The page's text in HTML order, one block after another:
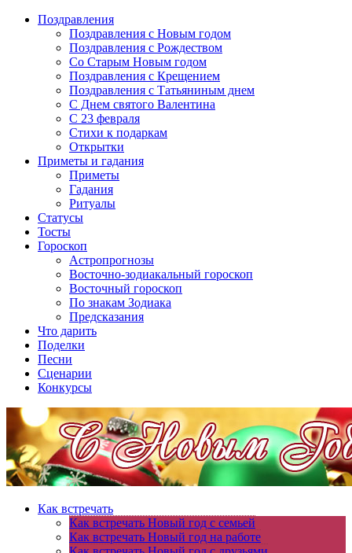
Поздравления
Поздравления с Новым годом
Поздравления с Рождеством
Со Старым Новым годом
Поздравления с Крещением
Поздравления с Татьяниным днем
С Днем святого Валентина
C 23 февраля
Стихи к подаркам
Открытки
Приметы и гадания
Приметы
Гадания
Ритуалы
Статусы
Тосты
Гороскоп
Астропрогнозы
Восточно-зодиакальный гороскоп
Восточный гороскоп
По знакам Зодиака
Предсказания
Что дарить
Поделки
Песни
Сценарии
Конкурсы
Как встречать
Как встречать Новый год с семьей
Как встречать Новый год на работе